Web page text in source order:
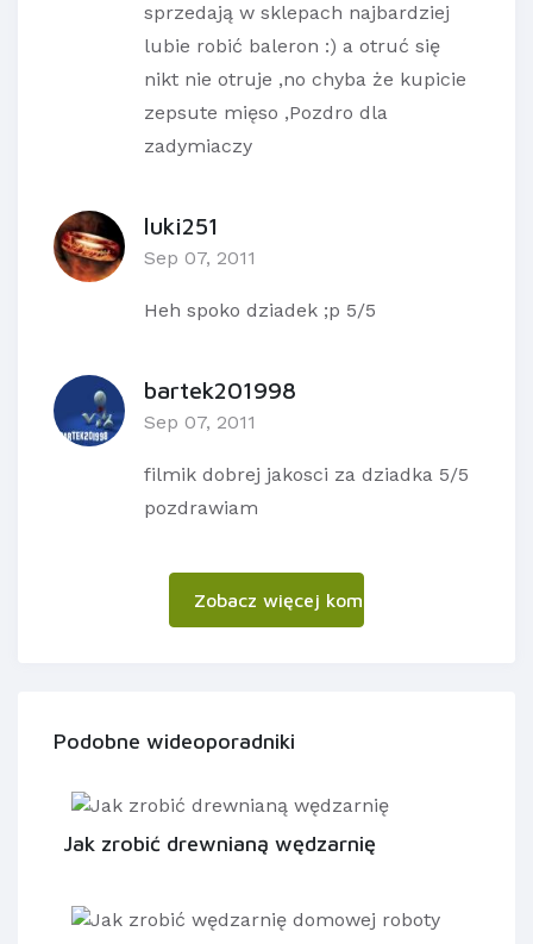
sprzedają w sklepach najbardziej
lubie robić baleron :) a otruć się
nikt nie otruje ,no chyba że kupicie
zepsute mięso ,Pozdro dla
zadymiaczy
luki251
Sep 07, 2011
Heh spoko dziadek ;p 5/5
bartek201998
Sep 07, 2011
filmik dobrej jakosci za dziadka 5/5
pozdrawiam
Zobacz więcej komentarzy
Podobne wideoporadniki
Jak zrobić drewnianą wędzarnię